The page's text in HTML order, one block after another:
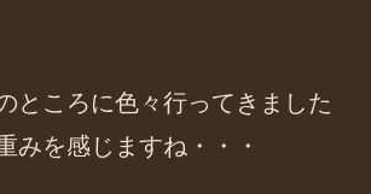
ところに色々行ってきました
みを感じますね・・・